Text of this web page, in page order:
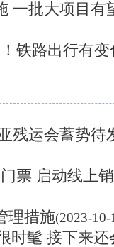
一批大项目有
铁路出行有变
残运会蓄势待
票 启动线上
理措施(2023-
时髦 接下来